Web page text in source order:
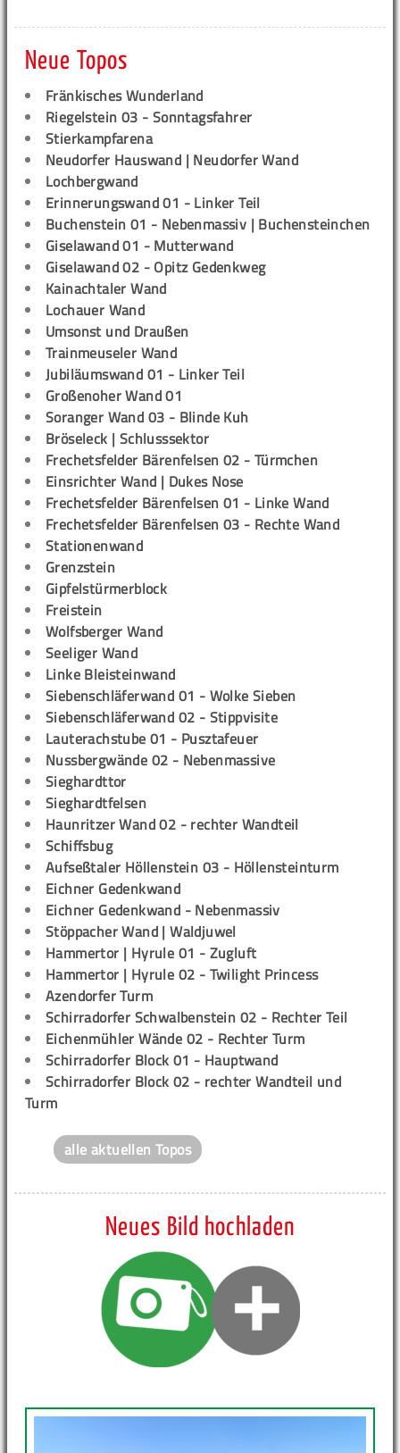
Neue Topos
Fränkisches Wunderland
Riegelstein 03 - Sonntagsfahrer
Stierkampfarena
Neudorfer Hauswand | Neudorfer Wand
Lochbergwand
Erinnerungswand 01 - Linker Teil
Buchenstein 01 - Nebenmassiv | Buchensteinchen
Giselawand 01 - Mutterwand
Giselawand 02 - Opitz Gedenkweg
Kainachtaler Wand
Lochauer Wand
Umsonst und Draußen
Trainmeuseler Wand
Jubiläumswand 01 - Linker Teil
Großenoher Wand 01
Soranger Wand 03 - Blinde Kuh
Bröseleck | Schlusssektor
Frechetsfelder Bärenfelsen 02 - Türmchen
Einsrichter Wand | Dukes Nose
Frechetsfelder Bärenfelsen 01 - Linke Wand
Frechetsfelder Bärenfelsen 03 - Rechte Wand
Stationenwand
Grenzstein
Gipfelstürmerblock
Freistein
Wolfsberger Wand
Seeliger Wand
Linke Bleisteinwand
Siebenschläferwand 01 - Wolke Sieben
Siebenschläferwand 02 - Stippvisite
Lauterachstube 01 - Pusztafeuer
Nussbergwände 02 - Nebenmassive
Sieghardttor
Sieghardtfelsen
Haunritzer Wand 02 - rechter Wandteil
Schiffsbug
Aufseßtaler Höllenstein 03 - Höllensteinturm
Eichner Gedenkwand
Eichner Gedenkwand - Nebenmassiv
Stöppacher Wand | Waldjuwel
Hammertor | Hyrule 01 - Zugluft
Hammertor | Hyrule 02 - Twilight Princess
Azendorfer Turm
Schirradorfer Schwalbenstein 02 - Rechter Teil
Eichenmühler Wände 02 - Rechter Turm
Schirradorfer Block 01 - Hauptwand
Schirradorfer Block 02 - rechter Wandteil und
Turm
alle aktuellen Topos
Neues Bild hochladen